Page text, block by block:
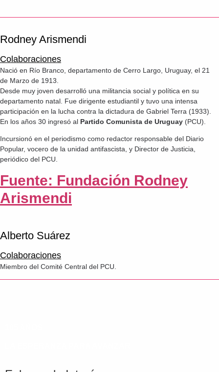
Rodney Arismendi
Colaboraciones
Nació en Río Branco, departamento de Cerro Largo, Uruguay, el 21
de Marzo de 1913.
Desde muy joven desarrolló una militancia social y política en su
departamento natal. Fue dirigente estudiantil y tuvo una intensa
participación en la lucha contra la dictadura de Gabriel Terra (1933).
En los años 30 ingresó al Partido Comunista de Uruguay (PCU).
Incursionó en el periodismo como redactor responsable del Diario
Popular, vocero de la unidad antifascista, y Director de Justicia,
periódico del PCU.
Fuente: Fundación Rodney
Arismendi
Alberto Suárez
Colaboraciones
Miembro del Comité Central del PCU.